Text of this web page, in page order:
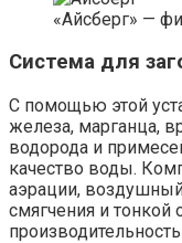
«Айсберг» —
Система для
С помощью этой
железа, марганца,
водорода и
качество воды.
аэрации,
смягчения и тонкой